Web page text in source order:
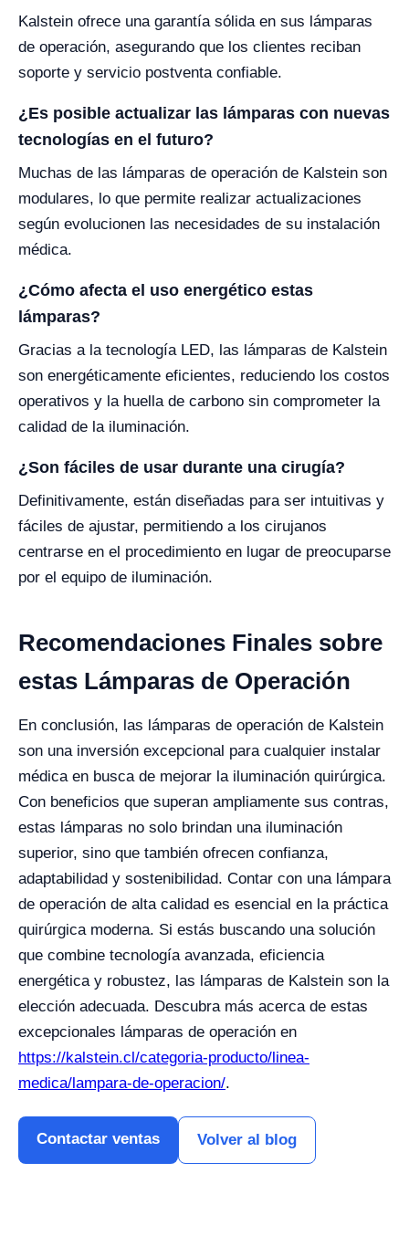
Kalstein ofrece una garantía sólida en sus lámparas
de operación, asegurando que los clientes reciban
soporte y servicio postventa confiable.
¿Es posible actualizar las lámparas con nuevas
tecnologías en el futuro?
Muchas de las lámparas de operación de Kalstein son
modulares, lo que permite realizar actualizaciones
según evolucionen las necesidades de su instalación
médica.
¿Cómo afecta el uso energético estas
lámparas?
Gracias a la tecnología LED, las lámparas de Kalstein
son energéticamente eficientes, reduciendo los costos
operativos y la huella de carbono sin comprometer la
calidad de la iluminación.
¿Son fáciles de usar durante una cirugía?
Definitivamente, están diseñadas para ser intuitivas y
fáciles de ajustar, permitiendo a los cirujanos
centrarse en el procedimiento en lugar de preocuparse
por el equipo de iluminación.
Recomendaciones Finales sobre
estas Lámparas de Operación
En conclusión, las lámparas de operación de Kalstein
son una inversión excepcional para cualquier instalar
médica en busca de mejorar la iluminación quirúrgica.
Con beneficios que superan ampliamente sus contras,
estas lámparas no solo brindan una iluminación
superior, sino que también ofrecen confianza,
adaptabilidad y sostenibilidad. Contar con una lámpara
de operación de alta calidad es esencial en la práctica
quirúrgica moderna. Si estás buscando una solución
que combine tecnología avanzada, eficiencia
energética y robustez, las lámparas de Kalstein son la
elección adecuada. Descubra más acerca de estas
excepcionales lámparas de operación en
https://kalstein.cl/categoria-producto/linea-
medica/lampara-de-operacion/.
Contactar ventas Volver al blog